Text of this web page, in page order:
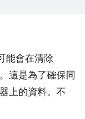
能會在清除
這是為了確保同
上的資料。不